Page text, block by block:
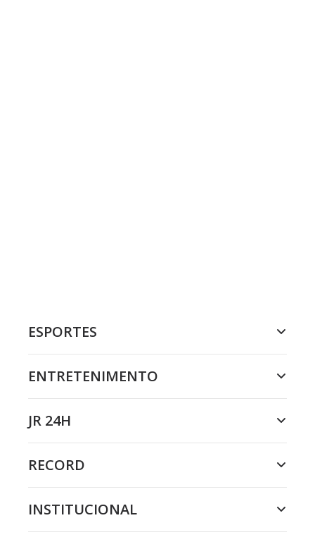
ESPORTES
ENTRETENIMENTO
JR 24H
RECORD
INSTITUCIONAL